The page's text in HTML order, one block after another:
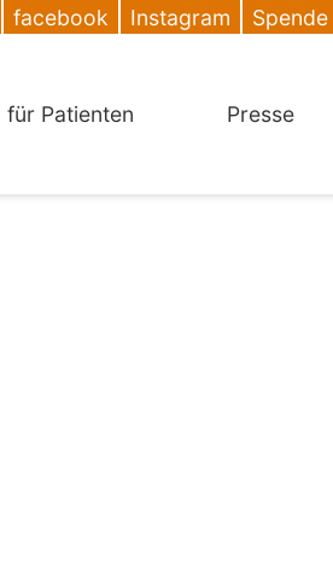
facebook Instagram Spende
für Patienten Presse